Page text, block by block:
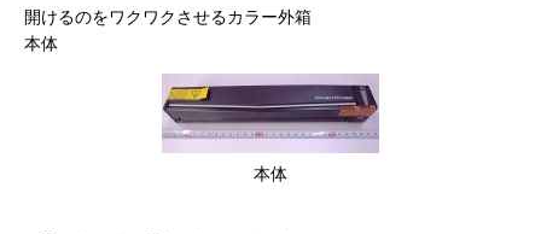
開けるのをワクワクさせるカラー外箱
本体
本体